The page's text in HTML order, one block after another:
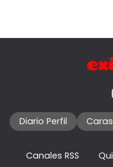
Diario Perfil Caras
Canales RSS